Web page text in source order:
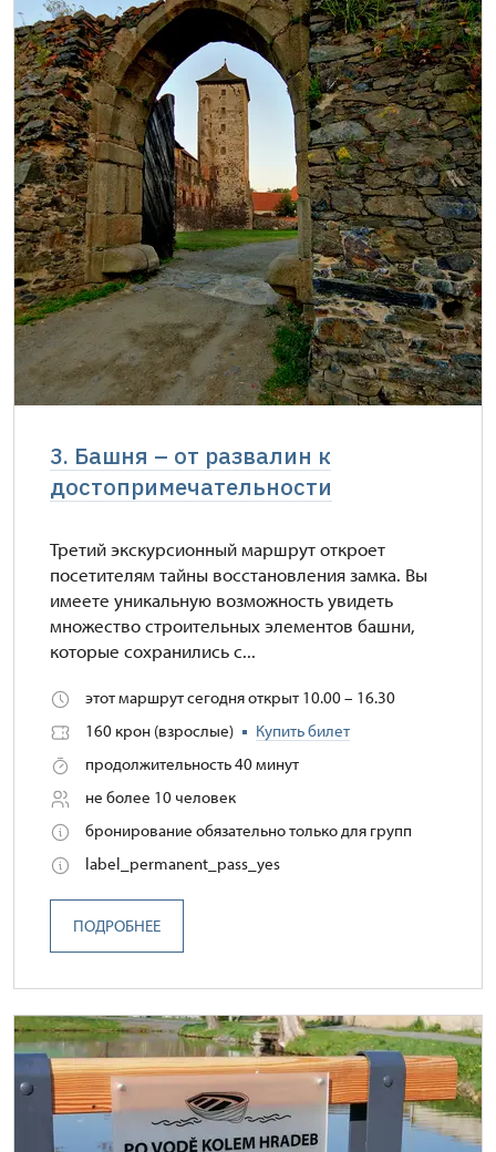
3. Башня – от развалин к
достопримечательности
Третий экскурсионный маршрут откроет
посетителям тайны восстановления замка. Вы
имеете уникальную возможность увидеть
множество строительных элементов башни,
которые сохранились с...
этот маршрут сегодня открыт 10.00 – 16.30
160 крон (взрослые)
Купить билет
продолжительность 40 минут
не более 10 человек
бронирование обязательно только для групп
label_permanent_pass_yes
ПОДРОБНЕЕ